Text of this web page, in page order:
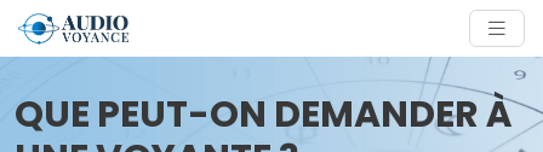
QUE PEUT-ON DEMANDER À